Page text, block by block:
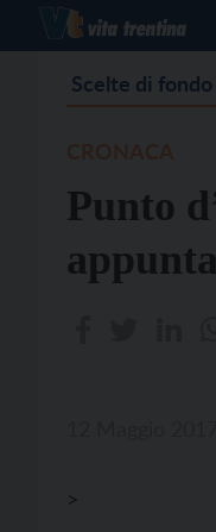
Scelte di fondo
Punto
>